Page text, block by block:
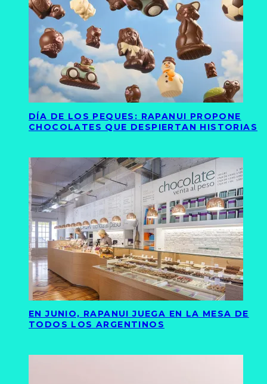
DÍA DE LOS PEQUES: RAPANUI PROPONE
CHOCOLATES QUE DESPIERTAN HISTORIAS
EN JUNIO, RAPANUI JUEGA EN LA MESA DE
TODOS LOS ARGENTINOS